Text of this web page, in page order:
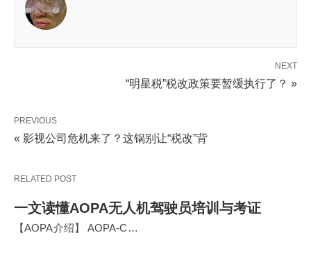
NEXT
“明星税”税改政策要暂缓执行了？ »
PREVIOUS
« 影视公司危机来了？这锅别让“税改”背
RELATED POST
一文读懂AOPA无人机驾驶员培训与考证
【AOPA介绍】 AOPA-C…